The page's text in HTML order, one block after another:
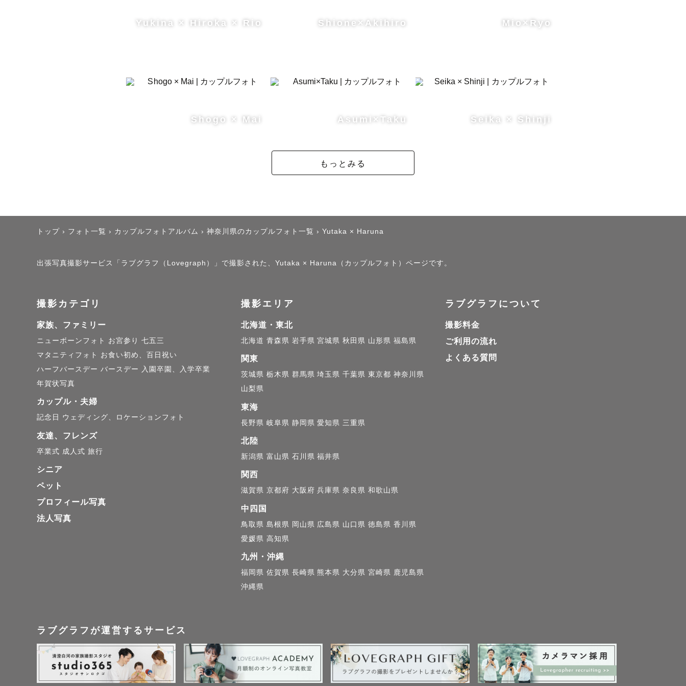
Yukina × Hiroka × Rio Shione×Akihiro Mio×Ryo
Shogo × Mai Asumi×Taku Seika × Shinji
もっとみる
トップ › フォト一覧 › カップルフォトアルバム › 神奈川県のカップルフォト一覧 › Yutaka × Haruna
出張写真撮影サービス「ラブグラフ（Lovegraph）」で撮影された、Yutaka × Haruna（カップルフォト）ページです。
撮影カテゴリ
家族、ファミリー
ニューボーンフォト お宮参り 七五三
マタニティフォト
お食い初め、百日祝い
ハーフバースデー バースデー
入園卒園、入学卒業
年賀状写真
カップル・夫婦
記念日 ウェディング、ロケーションフォト
友達、フレンズ
卒業式 成人式 旅行
シニア
ペット
プロフィール写真
法人写真
撮影エリア
北海道・東北
北海道 青森県 岩手県 宮城県 秋田県 山形県 福島県
関東
茨城県 栃木県 群馬県 埼玉県 千葉県 東京都 神奈川県
山梨県
東海
長野県 岐阜県 静岡県 愛知県 三重県
北陸
新潟県 富山県 石川県 福井県
関西
滋賀県 京都府 大阪府 兵庫県 奈良県 和歌山県
中四国
鳥取県 島根県 岡山県 広島県 山口県 徳島県 香川県
愛媛県 高知県
九州・沖縄
福岡県 佐賀県 長崎県 熊本県 大分県 宮崎県 鹿児島県
沖縄県
ラブグラフについて
撮影料金
ご利用の流れ
よくある質問
ラブグラフが運営するサービス